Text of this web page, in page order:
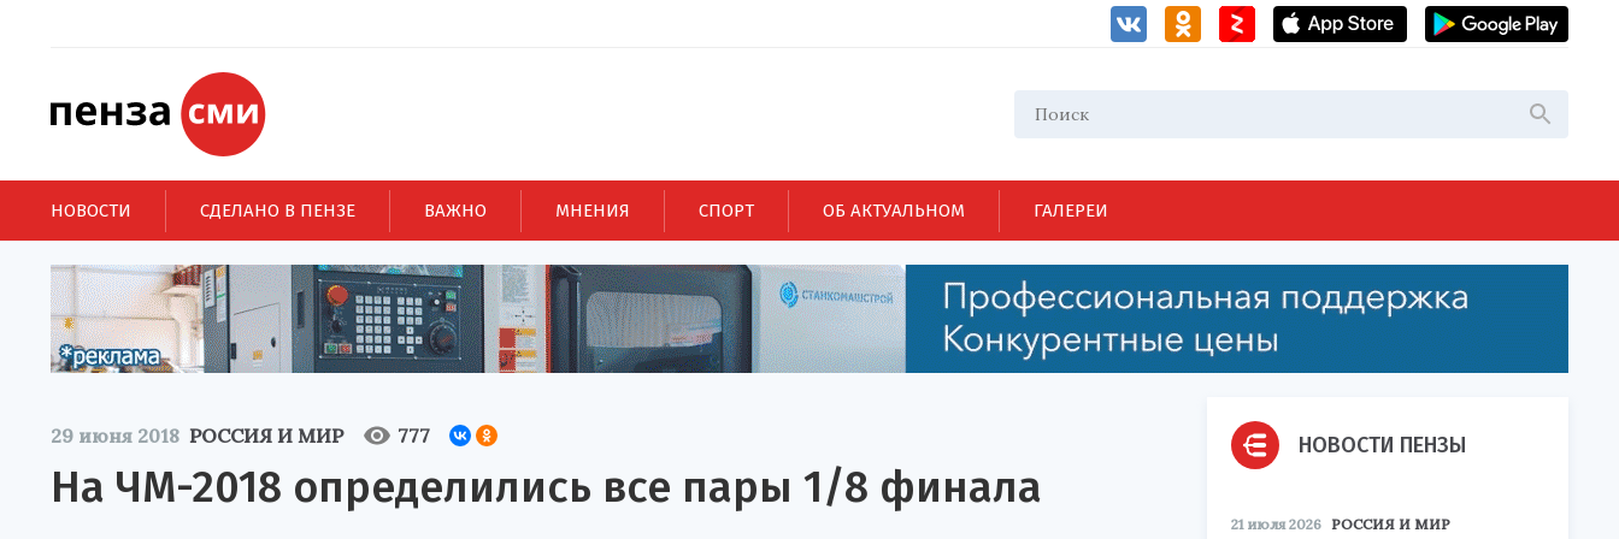
НОВОСТИ СДЕЛАНО В ПЕНЗЕ ВАЖНО МНЕНИЯ СПОРТ ОБ АКТУАЛЬНОМ ГАЛЕРЕИ
29 июня 2018 РОССИЯ И МИР 777
На ЧМ-2018 определились все пары 1/8 финала
НОВОСТИ ПЕНЗЫ
21 июля 2026 РОССИЯ И МИР